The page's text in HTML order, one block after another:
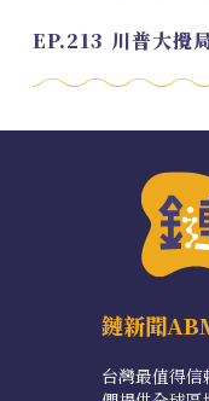
鏈新聞
台灣最值得